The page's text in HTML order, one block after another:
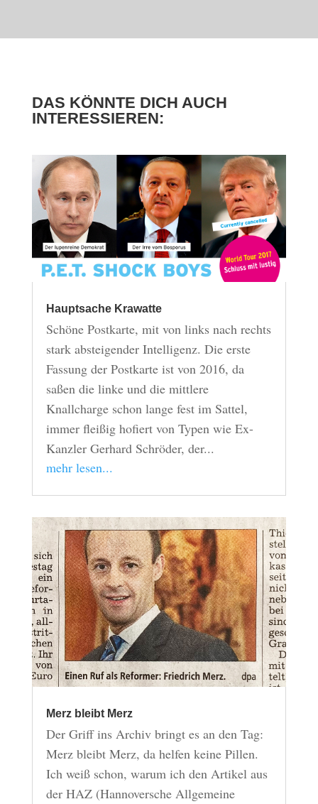
DAS KÖNNTE DICH AUCH
INTERESSIEREN:
Hauptsache Krawatte
Schöne Postkarte, mit von links nach rechts
stark absteigender Intelligenz. Die erste
Fassung der Postkarte ist von 2016, da
saßen die linke und die mittlere
Knallcharge schon lange fest im Sattel,
immer fleißig hofiert von Typen wie Ex-
Kanzler Gerhard Schröder, der...
mehr lesen...
Merz bleibt Merz
Der Griff ins Archiv bringt es an den Tag:
Merz bleibt Merz, da helfen keine Pillen.
Ich weiß schon, warum ich den Artikel aus
der HAZ (Hannoversche Allgemeine